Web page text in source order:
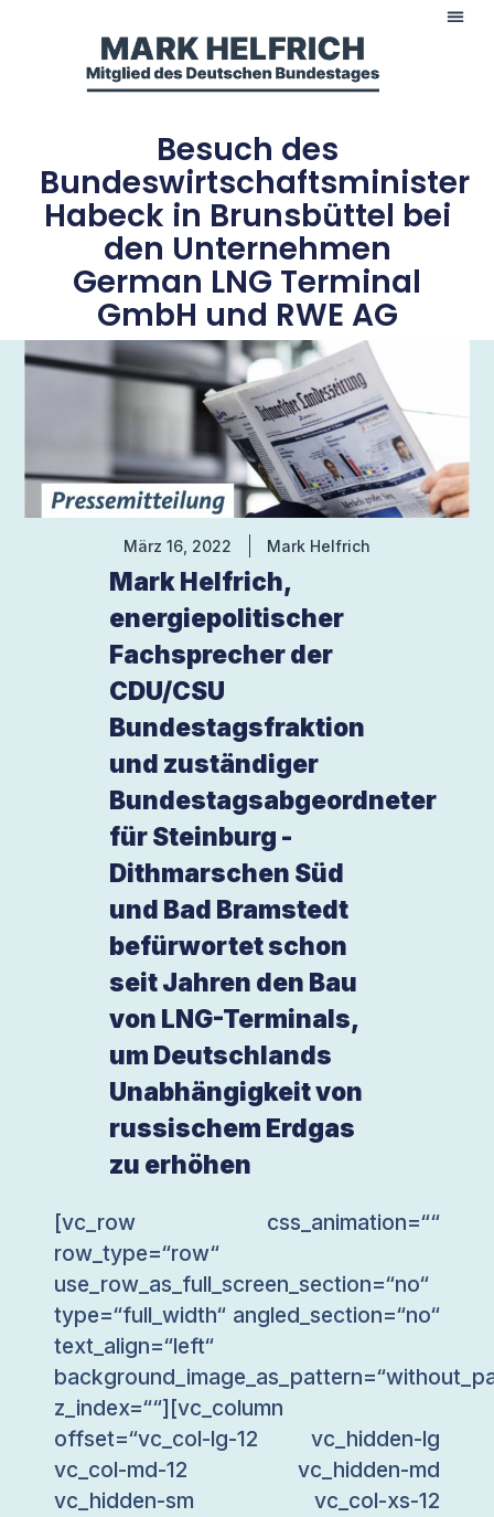
Besuch des
Bundeswirtschaftsminister
Habeck in Brunsbüttel bei
den Unternehmen
German LNG Terminal
GmbH und RWE AG
März 16, 2022 Mark Helfrich
Mark Helfrich,
energiepolitischer
Fachsprecher der
CDU/CSU
Bundestagsfraktion
und zuständiger
Bundestagsabgeordneter
für Steinburg -
Dithmarschen Süd
und Bad Bramstedt
befürwortet schon
seit Jahren den Bau
von LNG-Terminals,
um Deutschlands
Unabhängigkeit von
russischem Erdgas
zu erhöhen
[vc_row css_animation=““
row_type=“row“
use_row_as_full_screen_section=“no“
type=“full_width“ angled_section=“no“
text_align=“left“
z_index=““][vc_column
offset=“vc_col-lg-12 vc_hidden-lg
vc_col-md-12 vc_hidden-md
vc_hidden-sm vc_col-xs-12